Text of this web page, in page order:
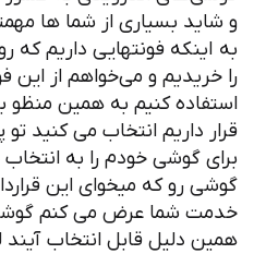
و شاید بسیاری از شما ها
به اینکه فونتهایی داریم که
را خریدیم و می‌خواهم از این
استفاده کنیم به همین
قرار داریم انتخاب می کنید تو
برای گوشی خودم را به
گوشی رو که میخوای این
همین دلیل قابل انتخاب آیند